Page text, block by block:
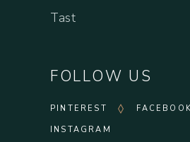
Tast
FOLLOW US
PINTEREST
FACEBOOK
INSTAGRAM